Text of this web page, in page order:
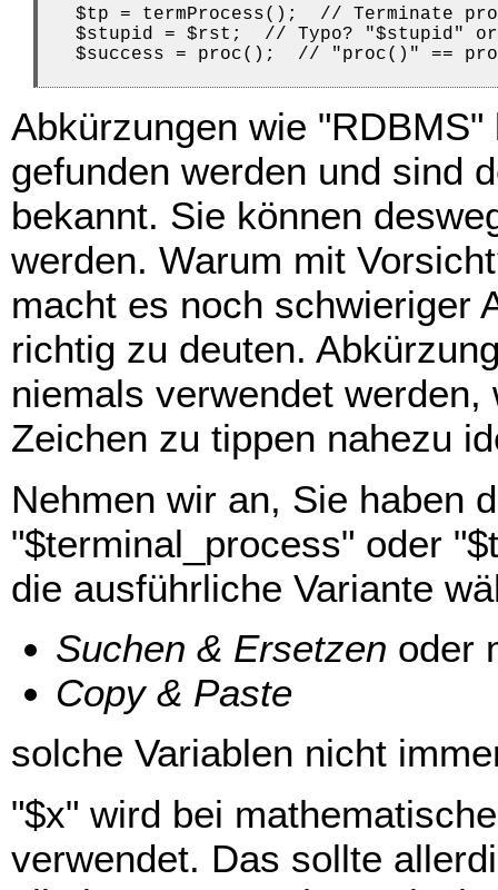
$tp = termProcess();  // Terminate
$stupid = $rst;  // Typo? "$stupid"
$success = proc();  // "proc()" ==
Abkürzungen wie
gefunden werden und sind
bekannt. Sie können
werden. Warum mit
macht es noch schwieriger
richtig zu deuten.
niemals verwendet
Zeichen zu tippen nahezu
Nehmen wir an, Sie haben
"$terminal_process" oder
die ausführliche Variante
Suchen & Ersetzen oder
Copy & Paste
solche Variablen nicht
"$x" wird bei
verwendet. Das sollte